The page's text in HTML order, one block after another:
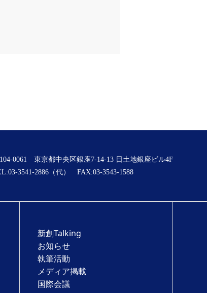
0061 東京都中央区銀座7-14-13 日土地銀座ビル4F
3541-2886（代） FAX:03-3543-1588
新創Talking
お知らせ
執筆活動
メディア掲載
国際会議